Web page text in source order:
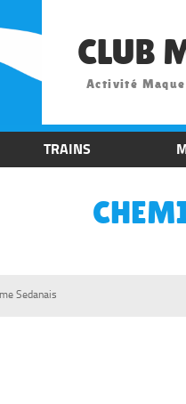
CLUB
Activité
TRAINS
Sedanais